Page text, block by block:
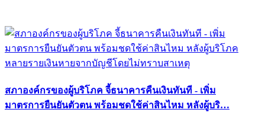
สภาองค์กรของผู้บริโภค จี้ธนาคารคืนเงินทันที - เพิ่ม
มาตรการยืนยันตัวตน พร้อมชดใช้ค่าสินไหม หลังผู้บริ…